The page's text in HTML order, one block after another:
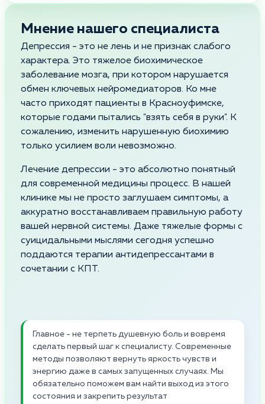
Мнение нашего специалиста
Депрессия - это не лень и не признак слабого
характера. Это тяжелое биохимическое
заболевание мозга, при котором нарушается
обмен ключевых нейромедиаторов. Ко мне
часто приходят пациенты в Красноуфимске,
которые годами пытались "взять себя в руки". К
сожалению, изменить нарушенную биохимию
только усилием воли невозможно.
Лечение депрессии - это абсолютно понятный
для современной медицины процесс. В нашей
клинике мы не просто заглушаем симптомы, а
аккуратно восстанавливаем правильную работу
вашей нервной системы. Даже тяжелые формы с
суицидальными мыслями сегодня успешно
поддаются терапии антидепрессантами в
сочетании с КПТ.
Главное - не терпеть душевную боль и вовремя
сделать первый шаг к специалисту. Современные
методы позволяют вернуть яркость чувств и
энергию даже в самых запущенных случаях. Мы
обязательно поможем вам найти выход из этого
состояния и закрепить результат